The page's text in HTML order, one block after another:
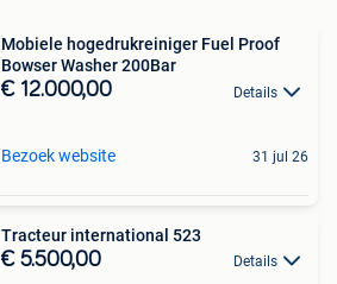
Mobiele hogedrukreiniger Fuel Proof
Bowser Washer 200Bar
€ 12.000,00 Details
Bezoek website 31 jul 26
Tracteur international 523
€ 5.500,00 Details